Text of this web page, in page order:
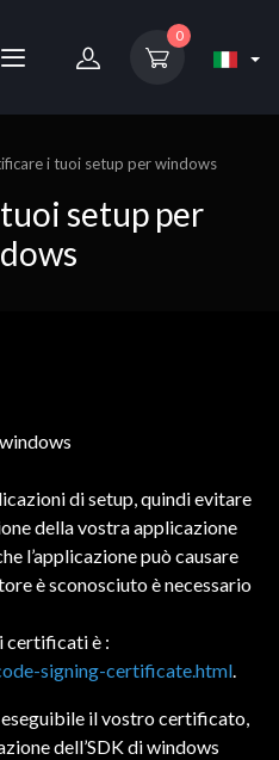
0
i tuoi setup per windows
setup per
di setup, quindi evitare
della vostra applicazione
l’applicazione può causare
è sconosciuto è necessario
certificati è :
signing-certificate.html.
il vostro certificato,
dell’SDK di windows